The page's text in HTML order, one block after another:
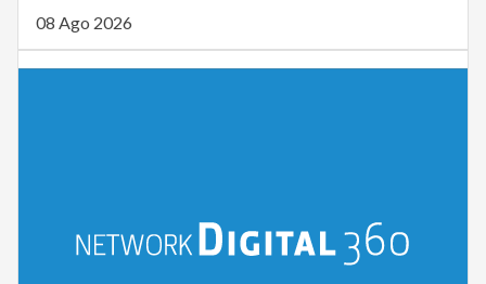
08 Ago 2026